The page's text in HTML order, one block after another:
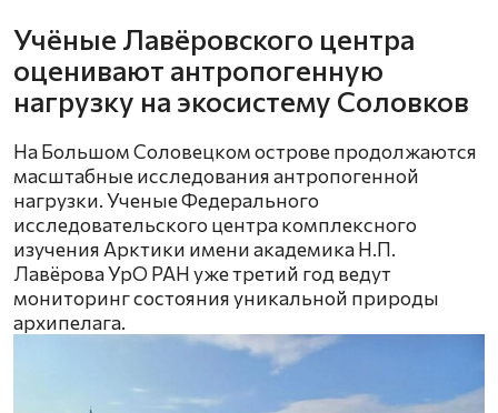
Учёные Лавёровского центра
оценивают антропогенную
нагрузку на экосистему Соловков
На Большом Соловецком острове продолжаются
масштабные исследования антропогенной
нагрузки. Ученые Федерального
исследовательского центра комплексного
изучения Арктики имени академика Н.П.
Лавёрова УрО РАН уже третий год ведут
мониторинг состояния уникальной природы
архипелага.